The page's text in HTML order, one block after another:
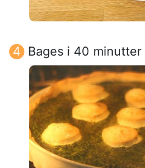
Bages i 40 minutter